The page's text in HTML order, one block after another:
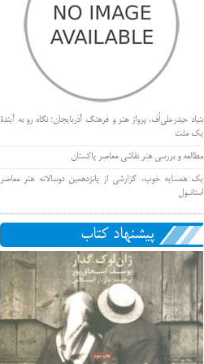
بنیاد حیدرعلی‌اُف، پرواز هنر و فرهنگ آذربایجان؛ نگاه رو به آیندۀ
یک ملت
مطالعه و بررسی هنر نقاشی معاصر پاکستان
یک همسایه خوب، گزارشی از پانزدهمین دوسالانه هنر معاصر
استانبول
پیشنهاد کتاب